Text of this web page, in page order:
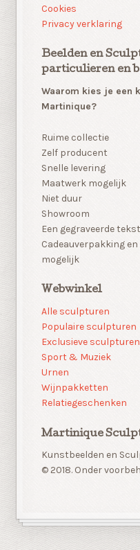
Cookies
Privacy verklaring
Beelden en
particulieren en
Waarom kies je een
Martinique?
Ruime collectie
Zelf producent
Snelle levering
Maatwerk mogelijk
Niet duur
Showroom
Een gegraveerde
Cadeauverpakking
mogelijk
Webwinkel
Alle sculpturen
Populaire sculpturen
Exclusieve sculpturen
Sport & Muziek
Urnen
Wijnpakketten
Relatiegeschenken
Martinique
Kunstbeelden en
© 2018. Onder